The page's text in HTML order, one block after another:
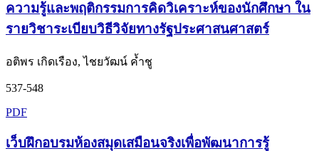
ความรู้และพฤติกรรมการคิดวิเคราะห์ของนักศึกษา ใน
รายวิชาระเบียบวิธีวิจัยทางรัฐประศาสนศาสตร์
อติพร เกิดเรือง, ไชยวัฒน์ ค้ำชู
537-548
PDF
เว็บฝึกอบรมห้องสมุดเสมือนจริงเพื่อพัฒนาการรู้